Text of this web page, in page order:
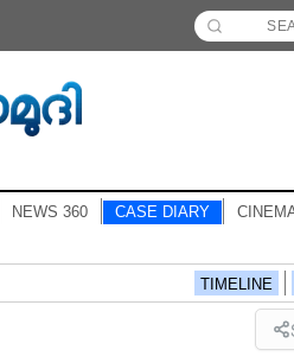
NEWS 360 CASE DIARY
TIMELINE